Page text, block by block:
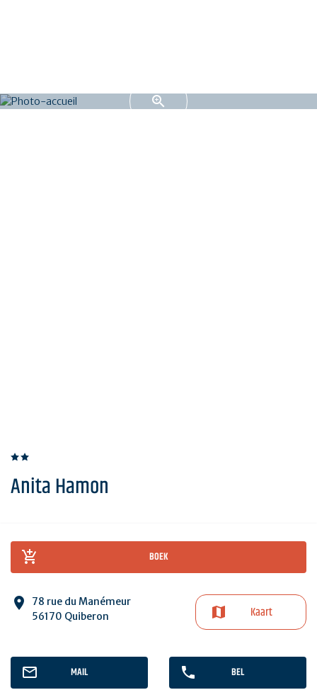
Anita Hamon
BOEK
78 rue du Manémeur
56170 Quiberon
Kaart
MAIL BEL